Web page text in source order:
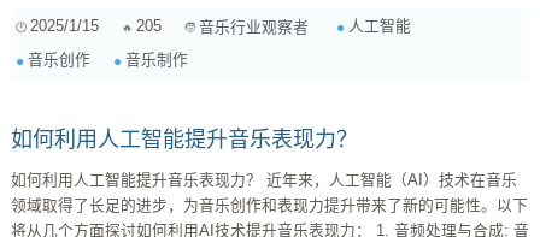
型唱片公司开始尝试使用AI工具进行歌曲创作。例如，一些基于机器学习算
法的软件能够分析数千首热门歌曲，以此生成旋律或者歌词。这种方法不仅
提高了创作效率，还为艺术家们提供了全新的灵感来源。他们可以借助这些
2025/1/15 205 音乐行业观察者
人工智能
音乐创作
音乐制作
如何利用人工智能提升音乐表现力？
如何利用人工智能提升音乐表现力？ 近年来，人工智能（AI）技术在音乐
领域取得了长足的进步，为音乐创作和表现力提升带来了新的可能性。以下
将从几个方面探讨如何利用AI技术提升音乐表现力： 1. 音频处理与合成: 音